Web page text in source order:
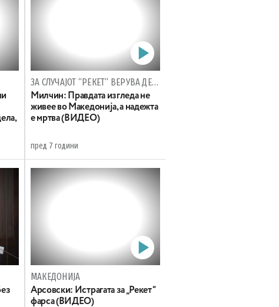
ЗА СЛУЧАЈОТ “РЕКЕТ“ ВЕРУВА ДЕКА ПОЛИТИКАТА Е ЗАМЕШАНА
Милчин: Правдата изгледа не
живее во Македонија, а надежта
е мртва (ВИДЕО)
пред 7 години
МАКЕДОНИЈА
Арсовски: Истрагата за „Рекет“
фарса (ВИДЕО)